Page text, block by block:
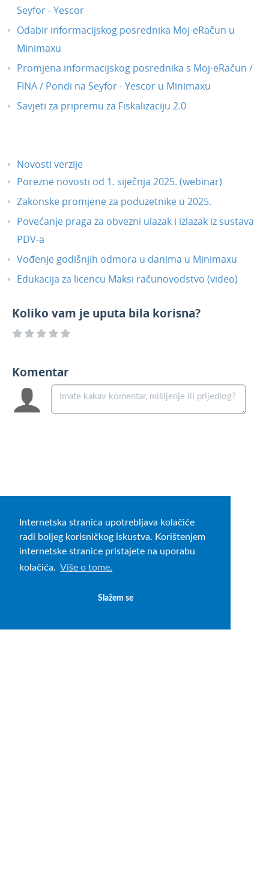
Internetska stranica upotrebljava kolačiće
radi boljeg korisničkog iskustva. Korištenjem
internetske stranice pristajete na uporabu
kolačića. Više o tome.
Slažem se
Seyfor - Yescor
Odabir informacijskog posrednika Moj-eRačun u
Minimaxu
Promjena informacijskog posrednika s Moj-eRačun /
FINA / Pondi na Seyfor - Yescor u Minimaxu
Savjeti za pripremu za Fiskalizaciju 2.0
Novosti verzije
Porezne novosti od 1. siječnja 2025. (webinar)
Zakonske promjene za poduzetnike u 2025.
Povećanje praga za obvezni ulazak i izlazak iz sustava
PDV-a
Vođenje godišnjih odmora u danima u Minimaxu
Edukacija za licencu Maksi računovodstvo (video)
Koliko vam je uputa bila korisna?
Komentar